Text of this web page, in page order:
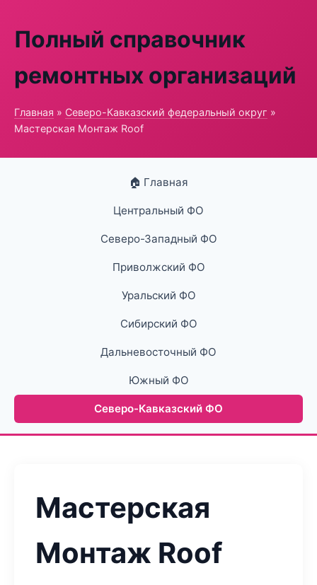
Полный справочник
ремонтных организаций
Главная » Северо-Кавказский федеральный округ »
Мастерская Монтаж Roof
🏠 Главная
Центральный ФО
Северо-Западный ФО
Приволжский ФО
Уральский ФО
Сибирский ФО
Дальневосточный ФО
Южный ФО
Северо-Кавказский ФО
Мастерская
Монтаж Roof